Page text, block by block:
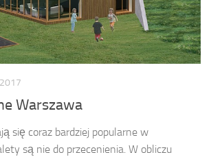
Warszawa
się coraz bardziej popularne w
są nie do przecenienia. W obliczu